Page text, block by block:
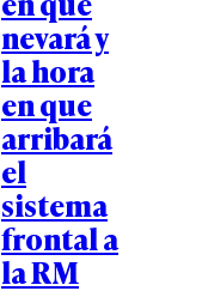
nevará y
la hora
en que
arribará
el
sistema
frontal a
la RM